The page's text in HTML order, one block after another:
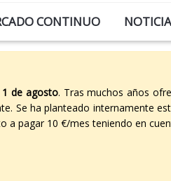
CONTINUO
1 de agosto. Tras muchos años
Se ha planteado internamente
a pagar 10 €/mes teniendo en